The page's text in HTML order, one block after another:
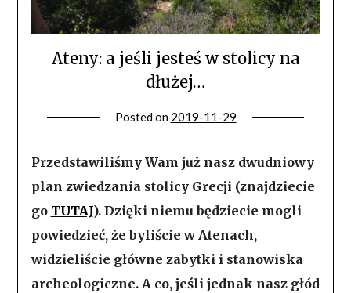
Ateny: a jeśli jesteś w stolicy na
dłużej…
Posted on 2019-11-29
Przedstawiliśmy Wam już nasz dwudniowy
plan zwiedzania stolicy Grecji (znajdziecie
go TUTAJ). Dzięki niemu będziecie mogli
powiedzieć, że byliście w Atenach,
widzieliście główne zabytki i stanowiska
archeologiczne. A co, jeśli jednak nasz głód